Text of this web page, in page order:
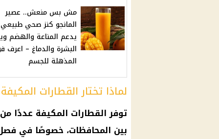
مش بس منعش.. عصير
المانجو كنز صحي طبيعي
يدعم المناعة والهضم
البشرة والدماغ – اعرف
المذهلة للجسم
لماذا تختار القطارات
توفر القطارات المكيفة عددًا
بين المحافظات، خصوصًا في